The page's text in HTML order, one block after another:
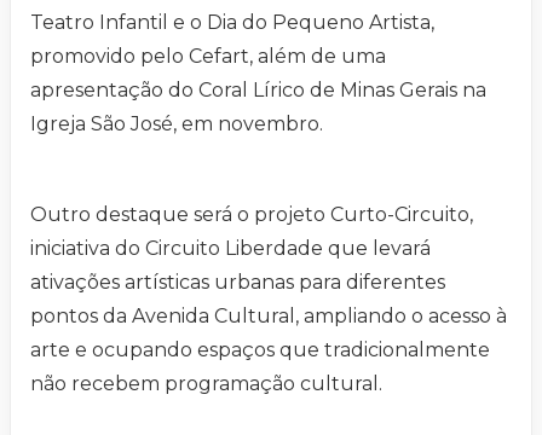
Teatro Infantil e o Dia do Pequeno Artista,
promovido pelo Cefart, além de uma
apresentação do Coral Lírico de Minas Gerais na
Igreja São José, em novembro.
Outro destaque será o projeto Curto-Circuito,
iniciativa do Circuito Liberdade que levará
ativações artísticas urbanas para diferentes
pontos da Avenida Cultural, ampliando o acesso à
arte e ocupando espaços que tradicionalmente
não recebem programação cultural.